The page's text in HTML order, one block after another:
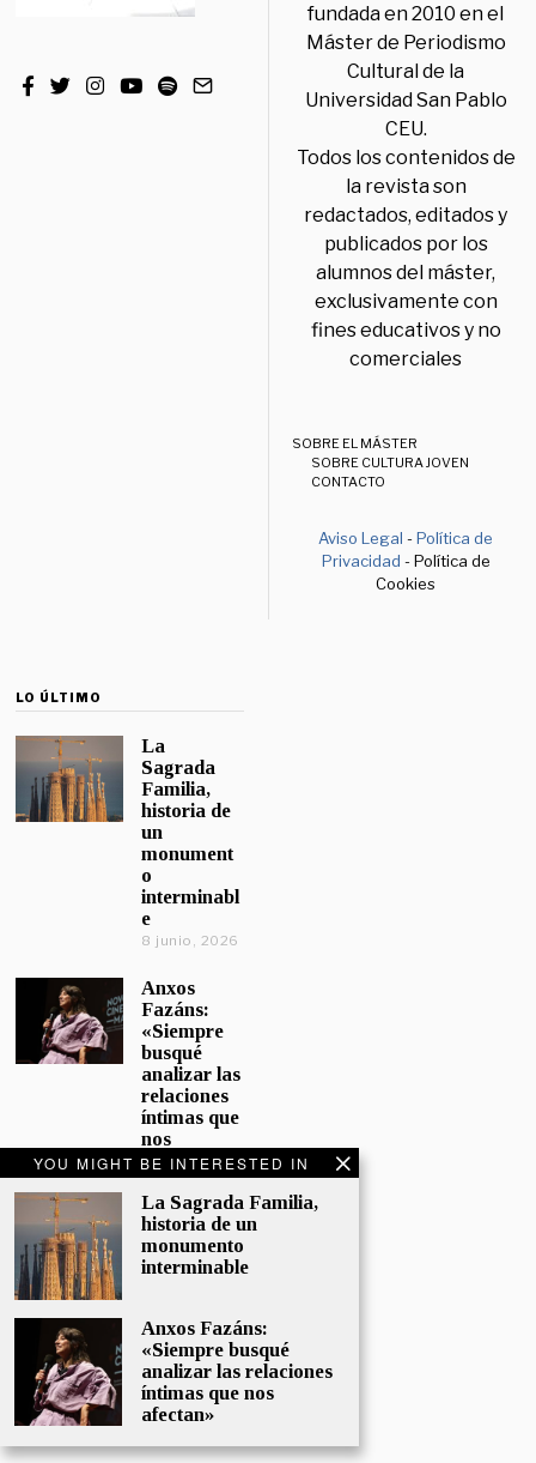
YOU MIGHT BE INTERESTED IN
La Sagrada Familia,
historia de un
monumento
interminable
Anxos Fazáns:
«Siempre busqué
analizar las relaciones
íntimas que nos
afectan»
fundada en 2010 en el
Máster de Periodismo
Cultural de la
Universidad San Pablo
CEU.
Todos los contenidos de
la revista son
redactados, editados y
publicados por los
alumnos del máster,
exclusivamente con
fines educativos y no
comerciales
SOBRE EL MÁSTER
SOBRE CULTURA JOVEN
CONTACTO
Aviso Legal -Política de
Privacidad - Política de
Cookies
LO ÚLTIMO
La
Sagrada
Familia,
historia de
un
monument
o
interminabl
e
8 junio, 2026
Anxos
Fazáns:
«Siempre
busqué
analizar las
relaciones
íntimas que
nos
afectan»
5 junio, 2026
El hijo de la
cómica, el
homenaje
Sacristán a
Fernán
Gómez
28 mayo,
2026